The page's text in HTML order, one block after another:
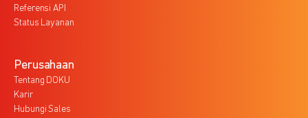
Referensi API
Status Layanan
Perusahaan
Tentang DOKU
Karir
Hubungi Sales